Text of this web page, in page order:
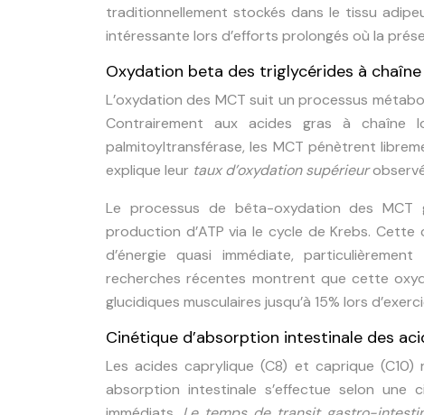
traditionnellement stockés dans le tissu
intéressante lors d’efforts prolongés où la
Oxydation beta des triglycérides à
L’oxydation des MCT suit un processus
Contrairement aux acides gras à chaîne
palmitoyltransférase, les MCT pénètrent
explique leur taux d’oxydation supérieur
Le processus de bêta-oxydation des MCT
production d’ATP via le cycle de Krebs.
d’énergie quasi immédiate,
recherches récentes montrent que cette
glucidiques musculaires jusqu’à 15% lors
Cinétique d’absorption intestinale des
Les acides caprylique (C8) et caprique
absorption intestinale s’effectue selon une